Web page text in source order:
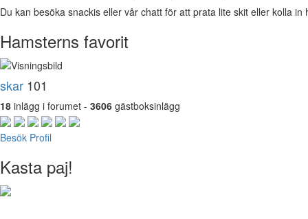
Du kan besöka snackis eller vår chatt för att prata lite skit eller kolla
Hamsterns favorit
skar 101
18 inlägg i forumet - 3606 gästboksinlägg
Besök Profil
Kasta paj!